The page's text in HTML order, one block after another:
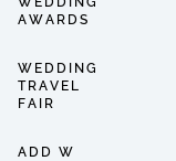
AWARDS
WEDDING
TRAVEL
FAIR
ADD W